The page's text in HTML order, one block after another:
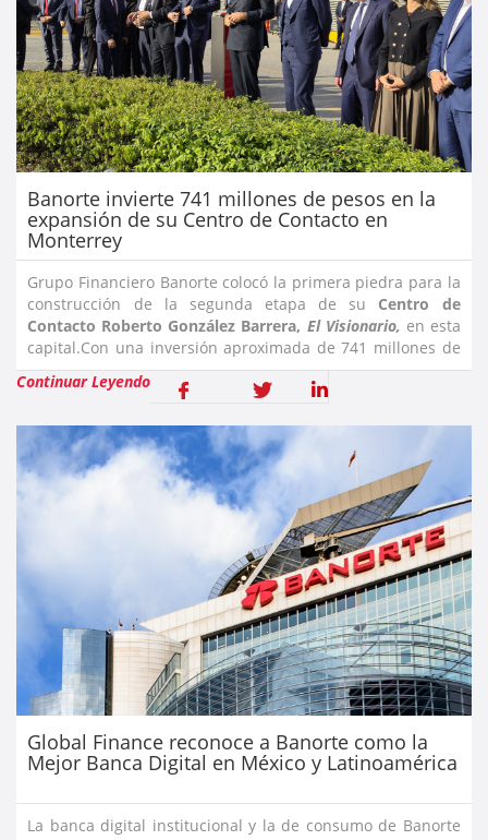
Banorte invierte 741 millones de pesos en la
expansión de su Centro de Contacto en
Monterrey
Grupo Financiero Banorte colocó la primera piedra para la
construcción de la segunda etapa de su Centro de
Contacto Roberto González Barrera, El Visionario, en esta
capital.Con una inversión aproximada de 741 millones de
pesos este proyecto mantendrá el legado de D
Continuar Leyendo
Global Finance reconoce a Banorte como la
Mejor Banca Digital en México y Latinoamérica
La banca digital institucional y la de consumo de Banorte